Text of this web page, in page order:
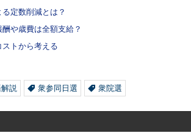
定数削減とは？
や歳費は全額支給？
トから考える
説 衆参同日選 衆院選